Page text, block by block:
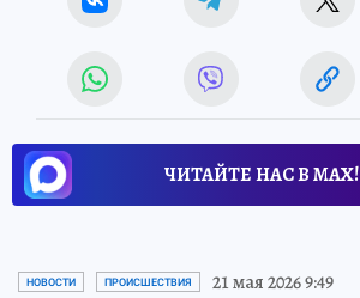
ЧИТАЙТЕ НАС В МАХ!
НОВОСТИ ПРОИСШЕСТВИЯ 21 мая 2026 9:49